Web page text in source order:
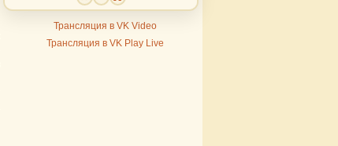
Трансляция в VK Video
Трансляция в VK Play Live